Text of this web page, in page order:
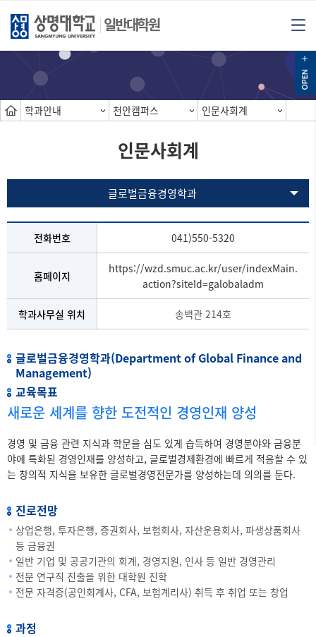
일반대학원
학과안내 천안캠퍼스 인문사회계
인문사회계
글로벌금융경영학과
전화번호 041)550-5320
홈페이지
https://wzd.smuc.ac.kr/user/indexMain.
action?siteId=galobaladm
학과사무실 위치 송백관 214호
글로벌금융경영학과(Department of Global Finance and
Management)
교육목표
새로운 세계를 향한 도전적인 경영인재 양성
경영 및 금융 관련 지식과 학문을 심도 있게 습득하여 경영분야와 금융분
야에 특화된 경영인재를 양성하고, 글로벌경제환경에 빠르게 적응할 수 있
는 창의적 지식을 보유한 글로벌경영전문가를 양성하는데 의의를 둔다.
진로전망
상업은행, 투자은행, 증권회사, 보험회사, 자산운용회사, 파생상품회사
등 금융권
일반 기업 및 공공기관의 회계, 경영지원, 인사 등 일반 경영관리
전문 연구직 진출을 위한 대학원 진학
전문 자격증(공인회계사, CFA, 보험계리사) 취득 후 취업 또는 창업
과정